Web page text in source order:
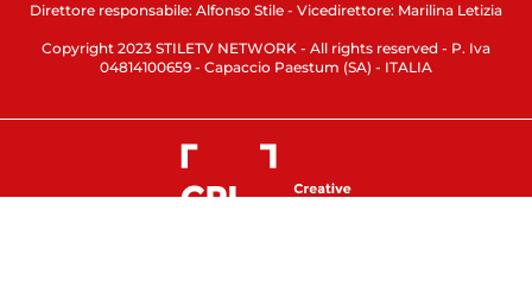
Direttore responsabile: Alfonso Stile - Vicedirettore: Marilina Letizia
Copyright 2023 STILETV NETWORK - All rights reserved - P. Iva
04814100659 - Capaccio Paestum (SA) - ITALIA